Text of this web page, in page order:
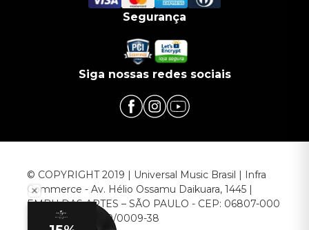
Segurança
Siga nossas redes sociais
© COPYRIGHT 2019 | Universal Music Brasil | Infra
Commerce - Av. Hélio Ossamu Daikuara, 1445 |
EMBU DAS ARTES – SÃO PAULO - CEP: 06807-000
CNPJ: 00.952.789/0009-38